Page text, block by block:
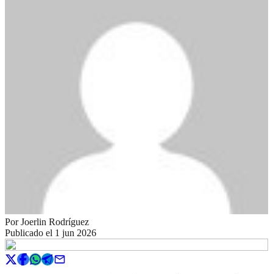
PorJoerlin Rodríguez
Publicado el 1 jun 2026